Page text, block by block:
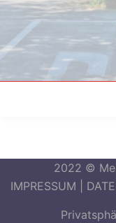
2022 ©
IMPRESSUM